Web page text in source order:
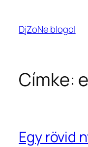
tartalomhoz
DjZoNe blogol
Címke:
Egy rövid